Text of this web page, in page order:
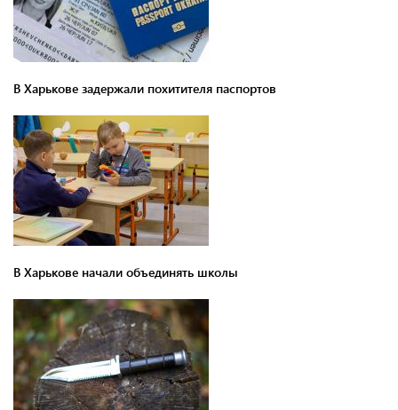
В Харькове задержали похитителя паспортов
В Харькове начали объединять школы